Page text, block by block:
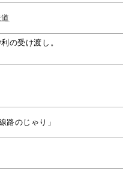
の受け渡し。
路のじゃり」